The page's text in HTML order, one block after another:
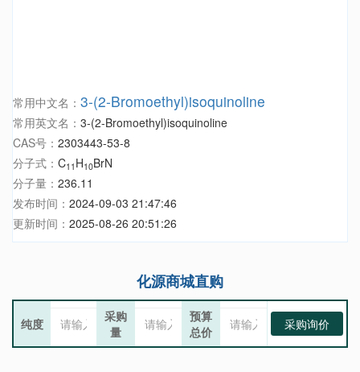
常用中文名： 3-(2-Bromoethyl)isoquinoline
常用英文名： 3-(2-Bromoethyl)isoquinoline
CAS号： 2303443-53-8
分子式： C11 H10BrN
分子量： 236.11
发布时间： 2024-09-03 21:47:46
更新时间： 2025-08-26 20:51:26
化源商城直购
纯度
采购
量
预算
总价
采购询价